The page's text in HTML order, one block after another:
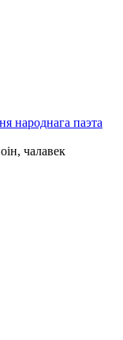
народнага паэта
чалавек